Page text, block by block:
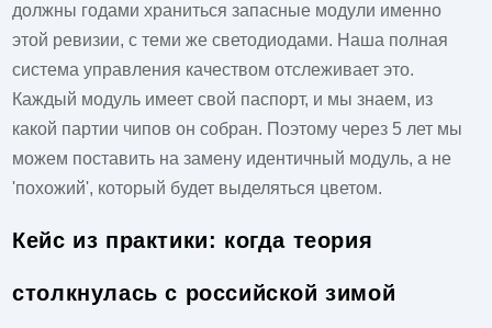
должны годами храниться запасные модули именно
этой ревизии, с теми же светодиодами. Наша полная
система управления качеством отслеживает это.
Каждый модуль имеет свой паспорт, и мы знаем, из
какой партии чипов он собран. Поэтому через 5 лет мы
можем поставить на замену идентичный модуль, а не
'похожий', который будет выделяться цветом.
Кейс из практики: когда теория
столкнулась с российской зимой